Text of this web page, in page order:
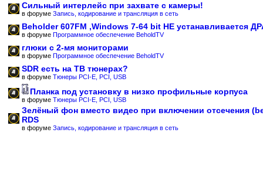
Сильный интерлейс при захвате с камеры!
в форуме Запись, кодирование и трансляция в сеть
Beholder 607FM ,Windows 7-64 bit НЕ устанавливается
в форуме Программное обеспечение BeholdTV
глюки с 2-мя мониторами
в форуме Программное обеспечение BeholdTV
SDR есть на ТВ тюнерах?
в форуме Тюнеры PCI-E, PCI, USB
Планка под установку в низко профильные корпуса
в форуме Тюнеры PCI-E, PCI, USB
Зелёный фон вместо видео при включении отсечения
RDS
в форуме Запись, кодирование и трансляция в сеть